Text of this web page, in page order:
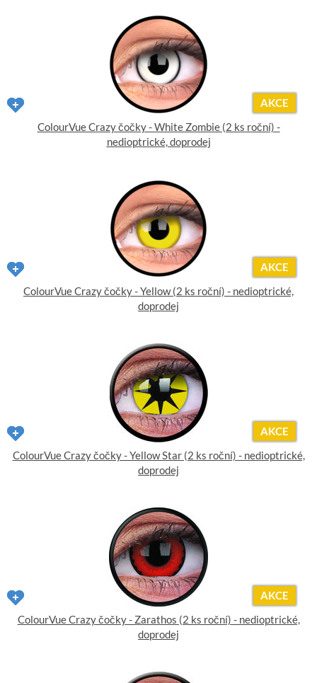
AKCE
ColourVue Crazy čočky - White Zombie (2 ks roční) -
nedioptrické, doprodej
AKCE
ColourVue Crazy čočky - Yellow (2 ks roční) - nedioptrické,
doprodej
AKCE
ColourVue Crazy čočky - Yellow Star (2 ks roční) - nedioptrické,
doprodej
AKCE
ColourVue Crazy čočky - Zarathos (2 ks roční) - nedioptrické,
doprodej